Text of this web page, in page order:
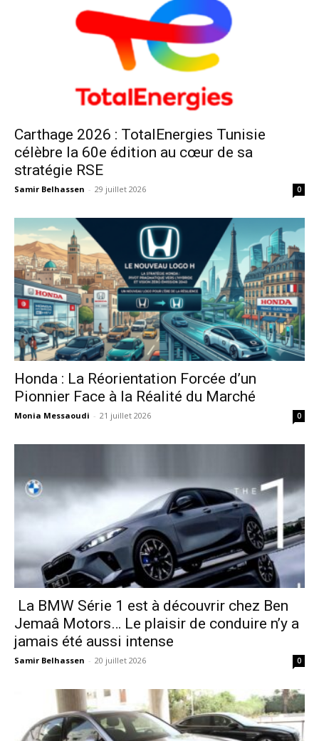
Carthage 2026 : TotalEnergies Tunisie
célèbre la 60e édition au cœur de sa
stratégie RSE
Samir Belhassen - 29 juillet 2026 0
Honda : La Réorientation Forcée d’un
Pionnier Face à la Réalité du Marché
Monia Messaoudi - 21 juillet 2026 0
La BMW Série 1 est à découvrir chez Ben
Jemaâ Motors… Le plaisir de conduire n’y a
jamais été aussi intense
Samir Belhassen - 20 juillet 2026 0